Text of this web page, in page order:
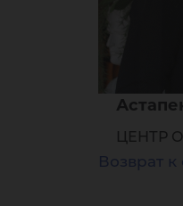
ЦЕНТР
Возврат к